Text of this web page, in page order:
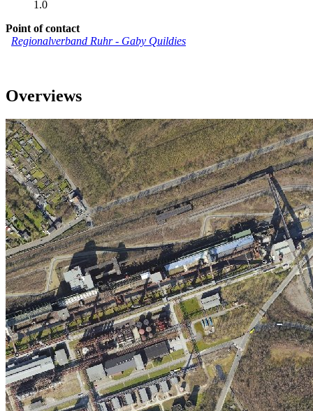
1.0
Point of contact
Regionalverband Ruhr- Gaby Quildies
Overviews